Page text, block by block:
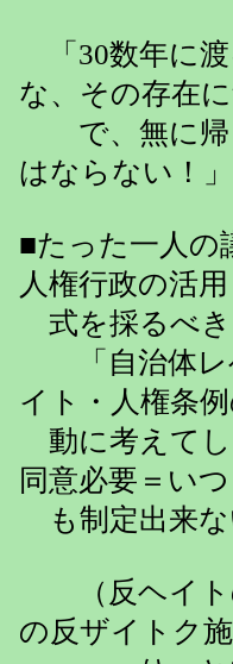
「30数年に
な、その存在
で、無に帰
はならない！」
■たった一人の
人権行政の活
式を採るべき
「自治体レ
イト・人権条
動に考えてし
同意必要＝い
も制定出来な
（反ヘイト
の反ザイトク